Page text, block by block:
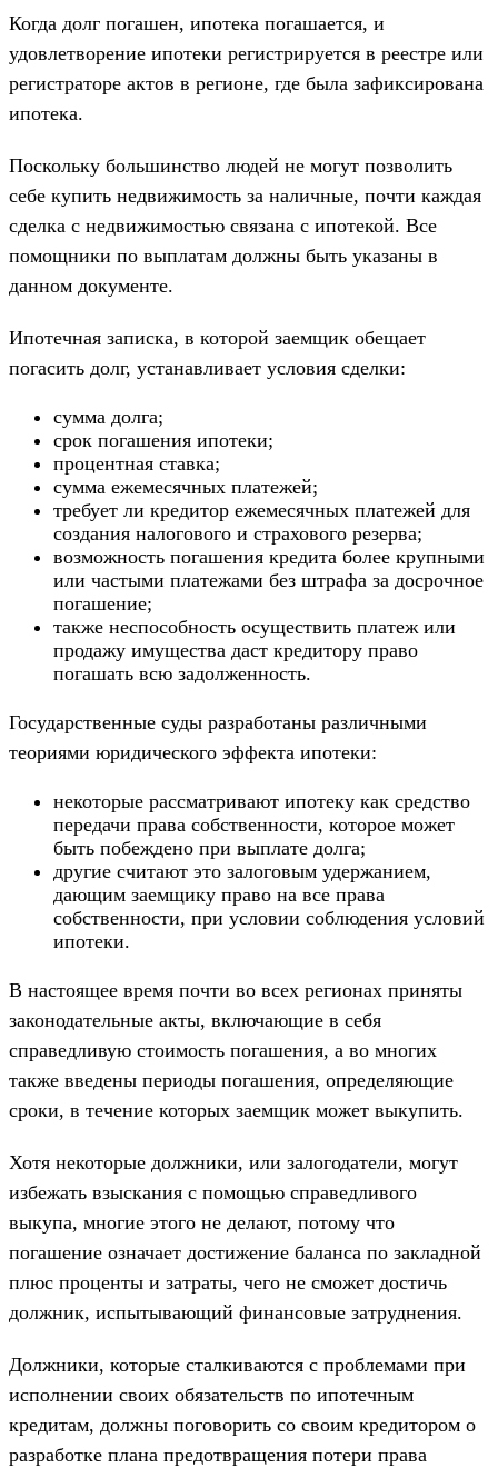
Когда долг погашен, ипотека погашается, и
удовлетворение ипотеки регистрируется в реестре или
регистраторе актов в регионе, где была зафиксирована
ипотека.
Поскольку большинство людей не могут позволить
себе купить недвижимость за наличные, почти каждая
сделка с недвижимостью связана с ипотекой. Все
помощники по выплатам должны быть указаны в
данном документе.
Ипотечная записка, в которой заемщик обещает
погасить долг, устанавливает условия сделки:
сумма долга;
срок погашения ипотеки;
процентная ставка;
сумма ежемесячных платежей;
требует ли кредитор ежемесячных платежей для
создания налогового и страхового резерва;
возможность погашения кредита более крупными
или частыми платежами без штрафа за досрочное
погашение;
также неспособность осуществить платеж или
продажу имущества даст кредитору право
погашать всю задолженность.
Государственные суды разработаны различными
теориями юридического эффекта ипотеки:
некоторые рассматривают ипотеку как средство
передачи права собственности, которое может
быть побеждено при выплате долга;
другие считают это залоговым удержанием,
дающим заемщику право на все права
собственности, при условии соблюдения условий
ипотеки.
В настоящее время почти во всех регионах приняты
законодательные акты, включающие в себя
справедливую стоимость погашения, а во многих
также введены периоды погашения, определяющие
сроки, в течение которых заемщик может выкупить.
Хотя некоторые должники, или залогодатели, могут
избежать взыскания с помощью справедливого
выкупа, многие этого не делают, потому что
погашение означает достижение баланса по закладной
плюс проценты и затраты, чего не сможет достичь
должник, испытывающий финансовые затруднения.
Должники, которые сталкиваются с проблемами при
исполнении своих обязательств по ипотечным
кредитам, должны поговорить со своим кредитором о
разработке плана предотвращения потери права